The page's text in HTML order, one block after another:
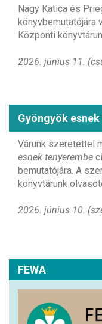
Nagy Katica és
könyvbemutatójára
Központi
2026. június 11.
Várunk szeretettel
esnek tenyerembe
bemutatójára. A
könyvtárunk
2026. június 10.
FEWA